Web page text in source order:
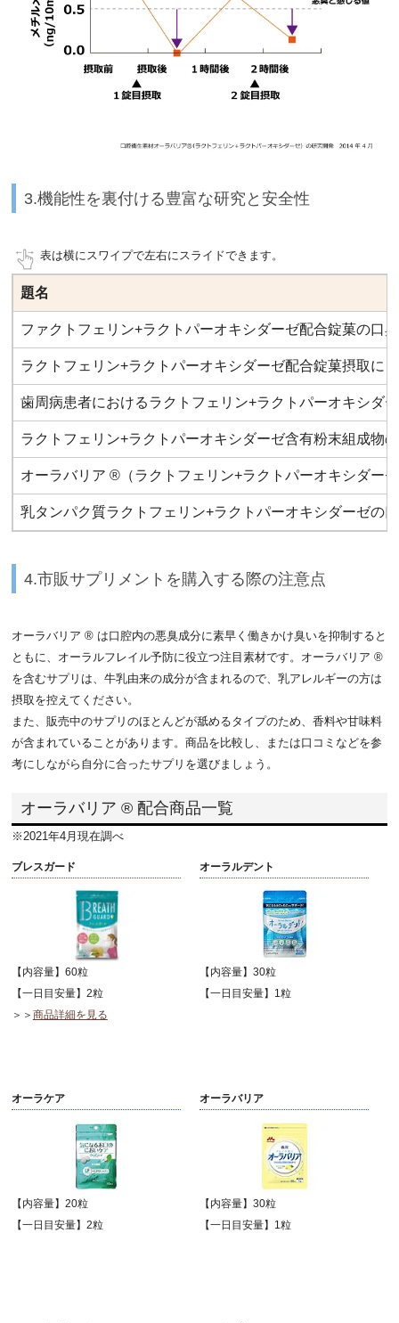
3.機能性を裏付ける豊富な研究と安全性
表は横にスワイプで左右にスライドできます。
題名
ファクトフェリン+ラクトパーオキシダーゼ配合錠菓の口
ラクトフェリン+ラクトパーオキシダーゼ配合錠菓摂取に
歯周病患者におけるラクトフェリン+ラクトパーオキシダ
ラクトフェリン+ラクトパーオキシダーゼ含有粉末組成物
オーラバリア ®（ラクトフェリン+ラクトパーオキシダー
乳タンパク質ラクトフェリン+ラクトパーオキシダーゼの
4.市販サプリメントを購入する際の注意点
オーラバリア ® は口腔内の悪臭成分に素早く働きかけ臭いを抑制すると
ともに、オーラルフレイル予防に役立つ注目素材です。オーラバリア ®
を含むサプリは、牛乳由来の成分が含まれるので、乳アレルギーの方は
摂取を控えてください。
また、販売中のサプリのほとんどが舐めるタイプのため、香料や甘味料
が含まれていることがあります。商品を比較し、または口コミなどを参
考にしながら自分に合ったサプリを選びましょう。
オーラバリア ® 配合商品一覧
※2021年4月現在調べ
ブレスガード
【内容量】60粒
【一日目安量】2粒
＞＞ 商品詳細を見る
オーラルデント
【内容量】30粒
【一日目安量】1粒
オーラケア
【内容量】20粒
【一日目安量】2粒
オーラバリア
【内容量】30粒
【一日目安量】1粒